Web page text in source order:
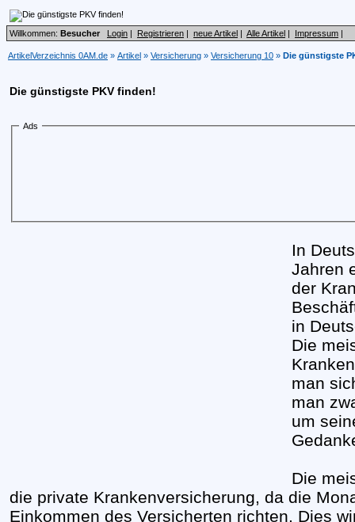
Willkommen: Besucher Login | Registrieren | neue Artikel | Alle Artikel | Impressum |
ArtikelVerzeichnis 0AM.de » Artikel » Versicherung » Versicherung 10 » Die günstigste
Die günstigste PKV finden!
Ads
In
Jahren
der
in
Die
man
man
um
Die
die private Krankenversicherung, da die
Einkommen des Versicherten richten. Dies